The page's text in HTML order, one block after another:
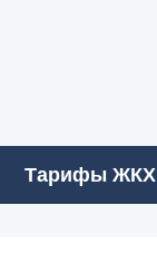
Тарифы ЖКХ